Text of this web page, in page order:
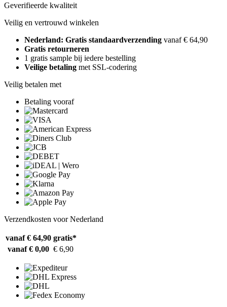
Geverifieerde kwaliteit
Veilig en vertrouwd winkelen
Nederland: Gratis standaardverzending vanaf € 64,90
Gratis retourneren
1 gratis sample bij iedere bestelling
Veilige betaling met SSL-codering
Veilig betalen met
Betaling vooraf
Verzendkosten voor Nederland
vanaf € 64,90 gratis*
vanaf € 0,00 € 6,90